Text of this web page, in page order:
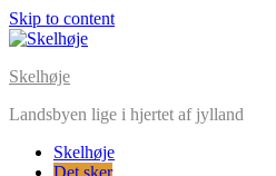
Skip to content
Skelhøje
Landsbyen lige i hjertet af jylland
Skelhøje
Det sker